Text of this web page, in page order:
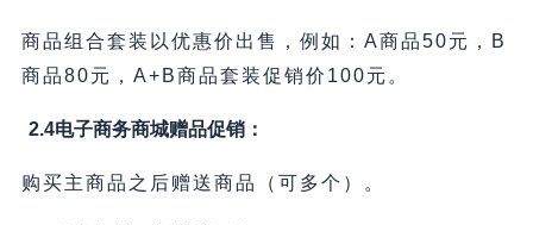
商品组合套装以优惠价出售，例如：A商品50元，B
商品80元，A+B商品套装促销价100元。
2.4电子商务商城赠品促销：
购买主商品之后赠送商品（可多个）。